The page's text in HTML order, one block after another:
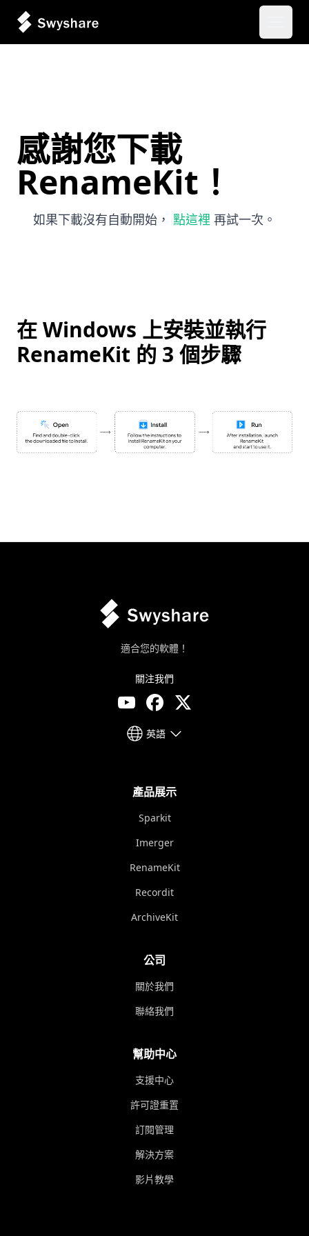
感謝您下載
RenameKit！
如果下載沒有自動開始， 點這裡 再試一次。
在 Windows 上安裝並執行
RenameKit 的 3 個步驟
適合您的軟體！
關注我們
英語
產品展示
Sparkit
Imerger
RenameKit
Recordit
ArchiveKit
公司
關於我們
聯絡我們
幫助中心
支援中心
許可證重置
訂閱管理
解決方案
影片教學